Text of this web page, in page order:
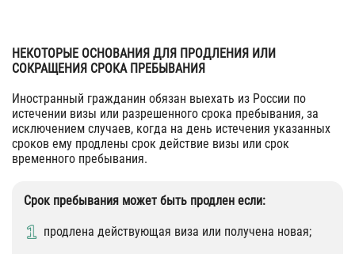
НЕКОТОРЫЕ ОСНОВАНИЯ ДЛЯ ПРОДЛЕНИЯ ИЛИ
СОКРАЩЕНИЯ СРОКА ПРЕБЫВАНИЯ
Иностранный гражданин обязан выехать из России по
истечении визы или разрешенного срока пребывания, за
исключением случаев, когда на день истечения указанных
сроков ему продлены срок действие визы или срок
временного пребывания.
Срок пребывания может быть продлен если:
продлена действующая виза или получена новая;